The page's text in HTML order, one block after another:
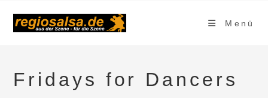
Menü
Fridays for Dancers